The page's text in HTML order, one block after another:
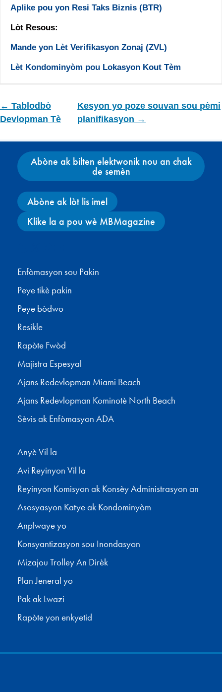
Aplike pou yon Resi Taks Biznis (BTR)
Lòt Resous:
Mande yon Lèt Verifikasyon Zonaj (ZVL)
Lèt Kondominyòm pou Lokasyon Kout Tèm
← Tablodbò
Devlopman Tè
Kesyon yo poze souvan sou pèmi
planifikasyon →
Abòne ak bilten elektwonik nou an chak
de semèn
Abòne ak lòt lis imel
Klike la a pou wè MBMagazine
Enfòmasyon sou Pakin
Peye tikè pakin
Peye bòdwo
Resikle
Rapòte Fwòd
Majistra Espesyal
Ajans Redevlopman Miami Beach
Ajans Redevlopman Kominotè North Beach
Sèvis ak Enfòmasyon ADA
Anyè Vil la
Avi Reyinyon Vil la
Reyinyon Komisyon ak Konsèy Administrasyon an
Asosyasyon Katye ak Kondominyòm
Anplwaye yo
Konsyantizasyon sou Inondasyon
Mizajou Trolley An Dirèk
Plan Jeneral yo
Pak ak Lwazi
Rapòte yon enkyetid